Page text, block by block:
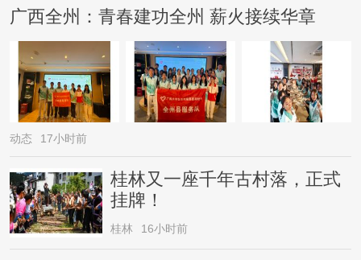
广西全州：青春建功全州 薪火接续华章
动态 17小时前
桂林又一座千年古村落，正式
挂牌！
桂林 16小时前